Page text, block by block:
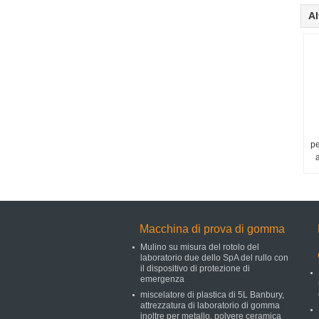
Macchina di prova di gomma
Mulino su misura del rotolo del
laboratorio due dello SpA del rullo con
il dispositivo di protezione di
emergenza
miscelatore di plastica di 5L Banbury,
attrezzatura di laboratorio di gomma
inoltre per metallo, polvere ceramica